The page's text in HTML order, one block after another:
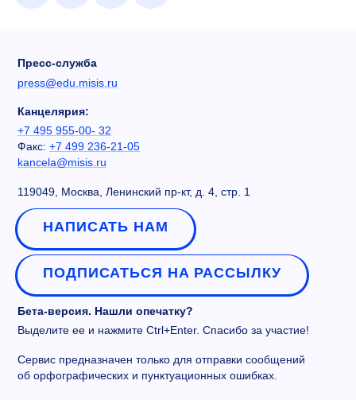
Пресс-служба
press@edu.misis.ru
Канцелярия:
+7 495 955-00- 32
Факс: +7 499 236-21-05
kancela@misis.ru
119049, Москва, Ленинский пр-кт, д. 4, стр. 1
НАПИСАТЬ НАМ
ПОДПИСАТЬСЯ НА РАССЫЛКУ
Бета-версия. Нашли опечатку?
Выделите ее и нажмите Ctrl+Enter. Спасибо за участие!
Сервис предназначен только для отправки сообщений
об орфографических и пунктуационных ошибках.